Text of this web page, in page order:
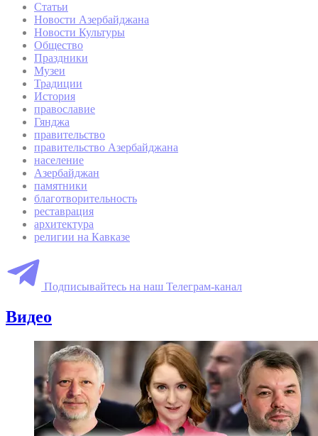
Статьи
Новости Азербайджана
Новости Культуры
Общество
Праздники
Музеи
Традиции
История
православие
Гянджа
правительство
правительство Азербайджана
население
Азербайджан
памятники
благотворительность
реставрация
архитектура
религии на Кавказе
Подписывайтесь на наш Телеграм-канал
Видео